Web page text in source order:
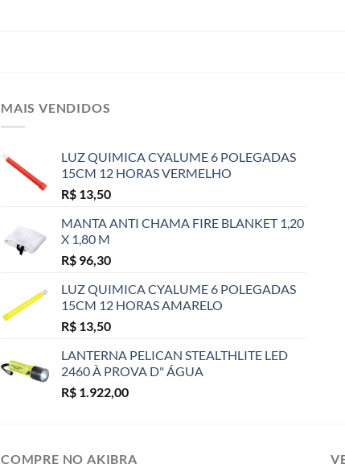
MAIS VENDIDOS
LUZ QUIMICA CYALUME 6 POLEGADAS
15CM 12 HORAS VERMELHO
R$ 13,50
MANTA ANTI CHAMA FIRE BLANKET 1,20
X 1,80 M
R$ 96,30
LUZ QUIMICA CYALUME 6 POLEGADAS
15CM 12 HORAS AMARELO
R$ 13,50
LANTERNA PELICAN STEALTHLITE LED
2460 À PROVA D" ÁGUA
R$ 1.922,00
COMPRE NO AKIBRA